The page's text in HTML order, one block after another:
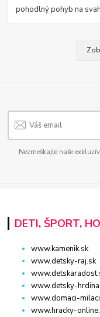
pohodlný pohyb na
Nezmeškajte naše
DETI, ŠPORT,
www.kamenik.sk
www.detsky-raj.sk
www.detsky-
www.domaci-
www.hracky-